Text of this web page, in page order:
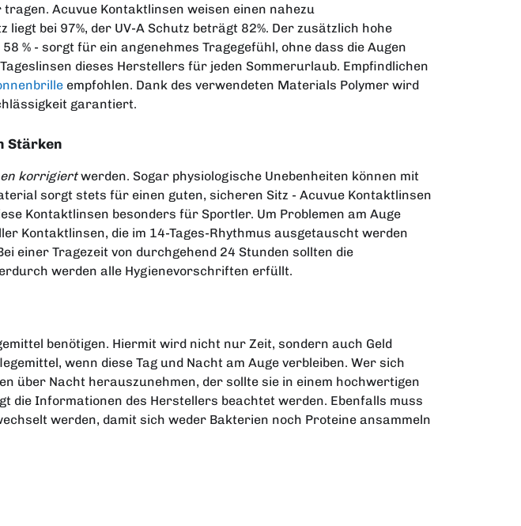
Acuvue Kontaktlinsen weisen einen nahezu
bei 97%, der UV-A Schutz beträgt 82%. Der zusätzlich hohe
% - sorgt für ein angenehmes Tragegefühl, ohne dass die Augen
dieses Herstellers für jeden Sommerurlaub. Empfindlichen
empfohlen. Dank des verwendeten Materials Polymer wird
garantiert.
Stärken
korrigiertwerden. Sogar physiologische Unebenheiten können mit
sorgt stets für einen guten, sicheren Sitz - Acuvue Kontaktlinsen
Kontaktlinsen besonders für Sportler. Um Problemen am Auge
Kontaktlinsen, die im 14-Tages-Rhythmus ausgetauscht werden
einer Tragezeit von durchgehend 24 Stunden sollten die
werden alle Hygienevorschriften erfüllt.
benötigen. Hiermit wird nicht nur Zeit, sondern auch Geld
wenn diese Tag und Nacht am Auge verbleiben. Wer sich
über Nacht herauszunehmen, der sollte sie in einem hochwertigen
die Informationen des Herstellers beachtet werden. Ebenfalls muss
werden, damit sich weder Bakterien noch Proteine ansammeln